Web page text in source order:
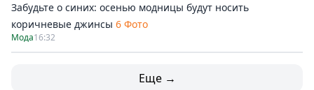
Забудьте о синих: осенью модницы будут носить
коричневые джинсы 6 Фото
Мода16:32
Еще →